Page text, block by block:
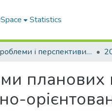
Statistics
Проблеми і перспективи розвитку підприємництва
планових